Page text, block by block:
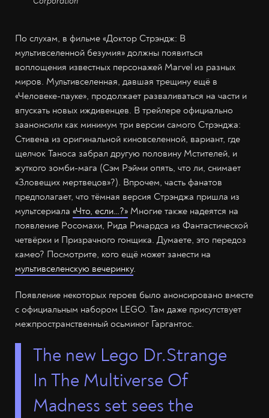
По слухам, в фильме «Доктор Стрэндж: В
мультивселенной безумия» должны появиться
воплощения известных персонажей Marvel из разных
миров. Мультивселенная, давшая трещину ещё в
«Человеке-пауке», продолжает разваливаться на части и
впускать новых иждивенцев. В трейлере официально
заанонсили как минимум три версии самого Стрэнджа:
Стивена из оригинальной киновселенной, вариант, где
щелчок Таноса забрал другую половину Мстителей, и
жуткого зомби-мага (Сэм Рэйми опять, что ли, снимает
«Зловещих мертвецов»?). Впрочем, часть фанатов
предполагает, что тёмная версия Стрэнджа пришла из
мультсериала «Что, если…?» Многие также надеятся на
появление Росомахи, Рида Ричардса из Фантастической
четвёрки и Призрачного гонщика. Думаете, это передоз
камео? Посмотрите, кого ещё может занести на
мультивселенскую вечеринку.
Появление некоторых героев было анонсировано вместе
с официальным набором LEGO. Там даже присутствует
межпространственный осьминог Гаргантос.
The new Lego Dr.Strange
In The Multiverse Of
Madness set sees the